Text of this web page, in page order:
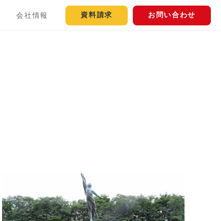
会社情報 資料請求 お問い合わせ